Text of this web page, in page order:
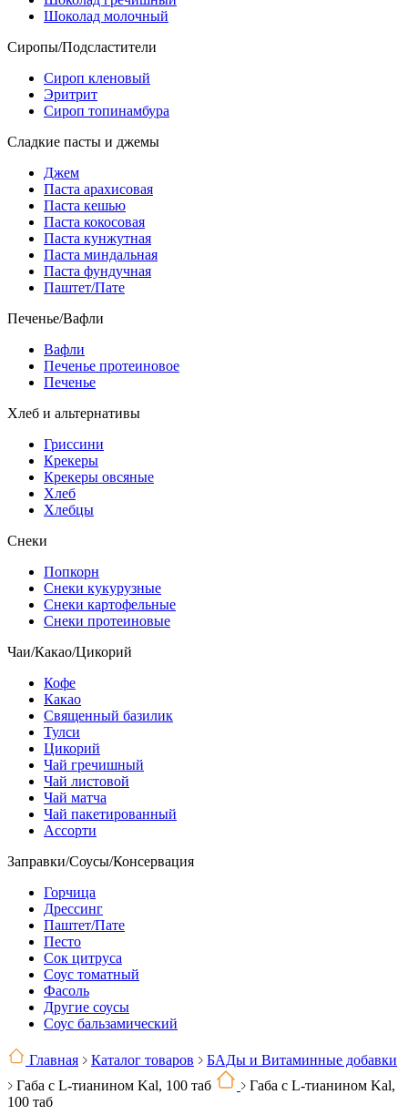
Шоколад молочный
Сиропы/Подсластители
Сироп кленовый
Эритрит
Сироп топинамбура
Сладкие пасты и джемы
Джем
Паста арахисовая
Паста кешью
Паста кокосовая
Паста кунжутная
Паста миндальная
Паста фундучная
Паштет/Пате
Печенье/Вафли
Вафли
Печенье протеиновое
Печенье
Хлеб и альтернативы
Гриссини
Крекеры
Крекеры овсяные
Хлеб
Хлебцы
Снеки
Попкорн
Снеки кукурузные
Снеки картофельные
Снеки протеиновые
Чаи/Какао/Цикорий
Кофе
Какао
Священный базилик
Тулси
Цикорий
Чай гречишный
Чай листовой
Чай матча
Чай пакетированный
Ассорти
Заправки/Соусы/Консервация
Горчица
Дрессинг
Паштет/Пате
Песто
Сок цитруса
Соус томатный
Фасоль
Другие соусы
Соус бальзамический
Главная Каталог товаров
БАДы и Витаминные добавки
Габа с L-тианином Kal, 100 таб
Габа с L-тианином Kal,
100 таб